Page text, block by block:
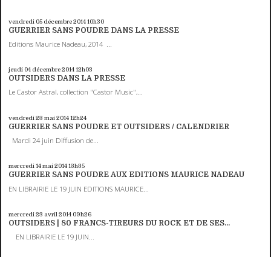
vendredi 05 décembre 201410h30
GUERRIER SANS POUDRE DANS LA PRESSE
Editions Maurice Nadeau, 2014 ...
jeudi 04 décembre 201412h03
OUTSIDERS DANS LA PRESSE
Le Castor Astral, collection "Castor Music",...
vendredi 23 mai 201412h24
GUERRIER SANS POUDRE ET OUTSIDERS / CALENDRIER
Mardi 24 juin Diffusion de...
mercredi 14mai 201413h35
GUERRIER SANS POUDRE AUX EDITIONS MAURICE NADEAU
EN LIBRAIRIE LE 19 JUIN EDITIONS MAURICE...
mercredi 23 avril 2014 09h26
OUTSIDERS | 80 FRANCS-TIREURS DU ROCK ET DE SES...
EN LIBRAIRIE LE 19 JUIN...